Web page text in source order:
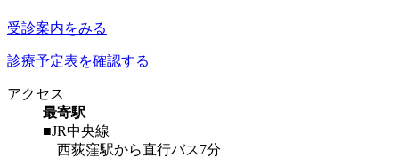
受診案内をみる
診療予定表を確認する
アクセス
最寄駅
■JR中央線
西荻窪駅から直行バス7分